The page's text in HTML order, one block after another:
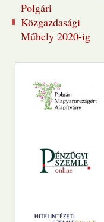
Polgári
Közgazdasági
Műhely 2020-ig